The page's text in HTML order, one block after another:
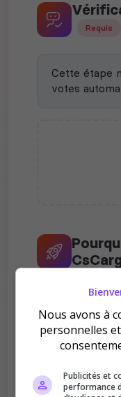
Requis
Cette étape
votes
Votre vote
Nous avons à
personnelles
Publicités et
performance